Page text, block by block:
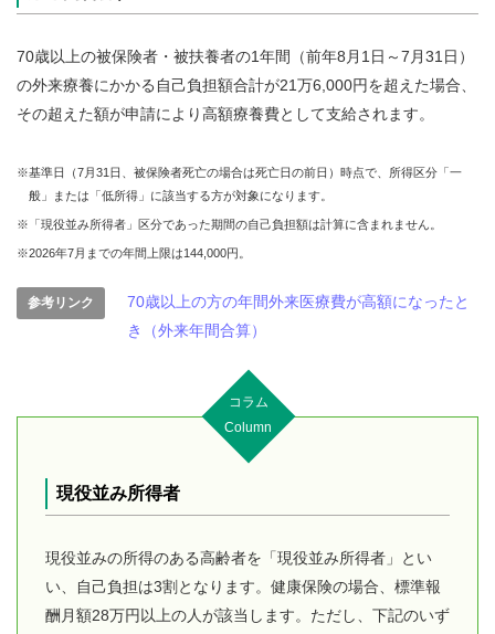
70歳以上の被保険者・被扶養者の1年間（前年8月1日～7月31日）
の外来療養にかかる自己負担額合計が21万6,000円を超えた場合、
その超えた額が申請により高額療養費として支給されます。
※基準日（7月31日、被保険者死亡の場合は死亡日の前日）時点で、所得区分「一
般」または「低所得」に該当する方が対象になります。
※「現役並み所得者」区分であった期間の自己負担額は計算に含まれません。
※2026年7月までの年間上限は144,000円。
参考リンク
70歳以上の方の年間外来医療費が高額になったと
き（外来年間合算）
コラム
Column
現役並み所得者
現役並みの所得のある高齢者を「現役並み所得者」とい
い、自己負担は3割となります。健康保険の場合、標準報
酬月額28万円以上の人が該当します。ただし、下記のいず